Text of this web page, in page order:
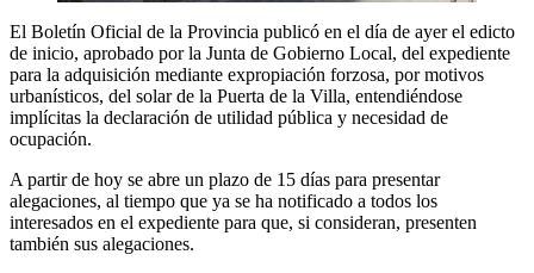
El Boletín Oficial de la Provincia publicó en el día de ayer el edicto
de inicio, aprobado por la Junta de Gobierno Local, del expediente
para la adquisición mediante expropiación forzosa, por motivos
urbanísticos, del solar de la Puerta de la Villa, entendiéndose
implícitas la declaración de utilidad pública y necesidad de
ocupación.
A partir de hoy se abre un plazo de 15 días para presentar
alegaciones, al tiempo que ya se ha notificado a todos los
interesados en el expediente para que, si consideran, presenten
también sus alegaciones.